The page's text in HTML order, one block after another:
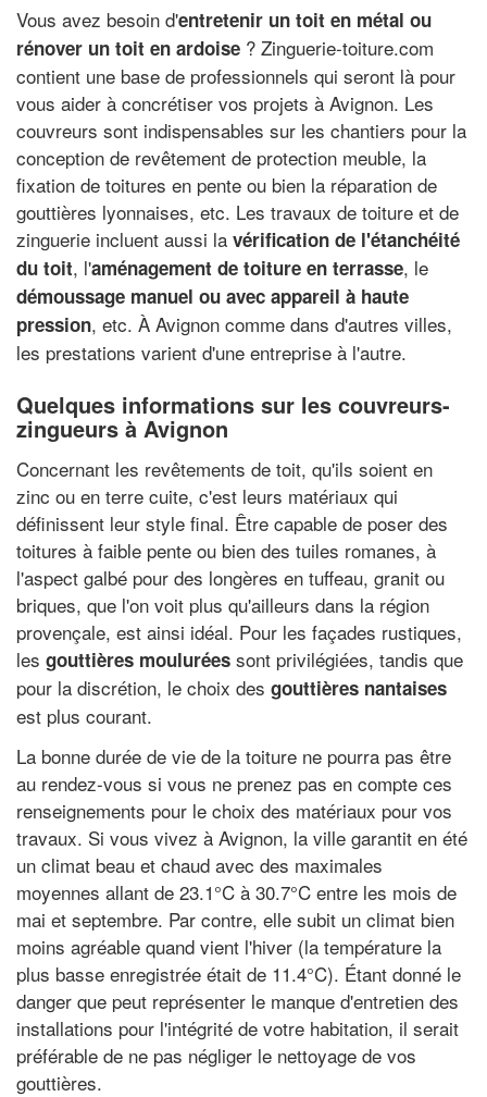
Vous avez besoin d'entretenir un toit en métal ou
rénover un toit en ardoise ? Zinguerie-toiture.com
contient une base de professionnels qui seront là pour
vous aider à concrétiser vos projets à Avignon. Les
couvreurs sont indispensables sur les chantiers pour la
conception de revêtement de protection meuble, la
fixation de toitures en pente ou bien la réparation de
gouttières lyonnaises, etc. Les travaux de toiture et de
zinguerie incluent aussi la vérification de l'étanchéité
du toit, l'aménagement de toiture en terrasse, le
démoussage manuel ou avec appareil à haute
pression, etc. À Avignon comme dans d'autres villes,
les prestations varient d'une entreprise à l'autre.
Quelques informations sur les couvreurs-
zingueurs à Avignon
Concernant les revêtements de toit, qu'ils soient en
zinc ou en terre cuite, c'est leurs matériaux qui
définissent leur style final. Être capable de poser des
toitures à faible pente ou bien des tuiles romanes, à
l'aspect galbé pour des longères en tuffeau, granit ou
briques, que l'on voit plus qu'ailleurs dans la région
provençale, est ainsi idéal. Pour les façades rustiques,
les gouttières moulurées sont privilégiées, tandis que
pour la discrétion, le choix des gouttières nantaises
est plus courant.
La bonne durée de vie de la toiture ne pourra pas être
au rendez-vous si vous ne prenez pas en compte ces
renseignements pour le choix des matériaux pour vos
travaux. Si vous vivez à Avignon, la ville garantit en été
un climat beau et chaud avec des maximales
moyennes allant de 23.1°C à 30.7°C entre les mois de
mai et septembre. Par contre, elle subit un climat bien
moins agréable quand vient l'hiver (la température la
plus basse enregistrée était de 11.4°C). Étant donné le
danger que peut représenter le manque d'entretien des
installations pour l'intégrité de votre habitation, il serait
préférable de ne pas négliger le nettoyage de vos
gouttières.